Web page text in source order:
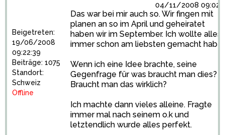
Beigetreten:
19/06/2008
09:22:39
Beiträge: 1075
Standort:
Schweiz
Offline
04/11/2008
Das war bei mir auch so. Wir fingen mit
planen an so im April und geheiratet
haben wir im September. Ich wollte alles
immer schon am liebsten gemacht
Wenn ich eine Idee brachte, seine
Gegenfrage für was braucht man dies?
Braucht man das wirklich?
Ich machte dann vieles alleine. Fragte
immer mal nach seinem o.k und
letztendlich wurde alles perfekt.